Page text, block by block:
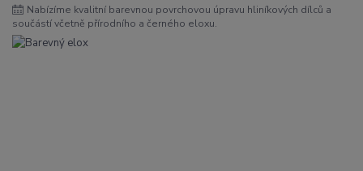
Nabízíme kvalitní barevnou povrchovou úpravu hliníkových dílců a
součástí včetně přírodního a černého eloxu.